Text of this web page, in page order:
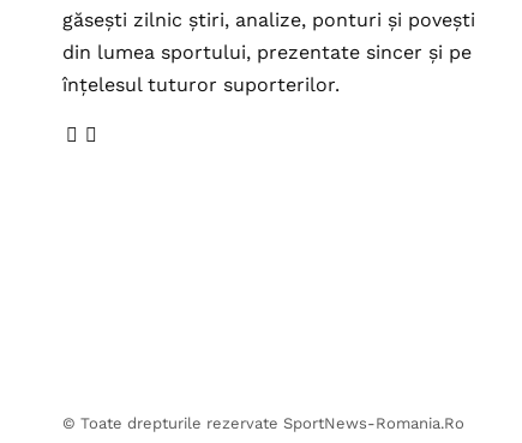
găsești zilnic știri, analize, ponturi și povești
din lumea sportului, prezentate sincer și pe
înțelesul tuturor suporterilor.
© Toate drepturile rezervate SportNews-Romania.Ro